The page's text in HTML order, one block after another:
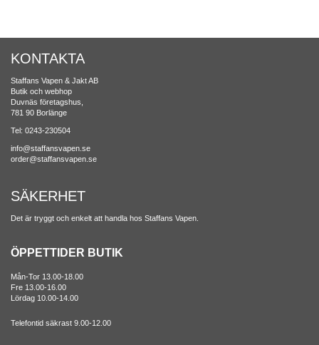
KONTAKTA
Staffans Vapen & Jakt AB
Butik och webhop
Duvnäs företagshus,
781 90 Borlänge
Tel: 0243-230504
info@staffansvapen.se
order@staffansvapen.se
SÄKERHET
Det är tryggt och enkelt att handla hos Staffans Vapen.
ÖPPETTIDER BUTIK
Mån-Tor 13.00-18.00
Fre 13.00-16.00
Lördag 10.00-14.00
Telefontid säkrast 9.00-12.00